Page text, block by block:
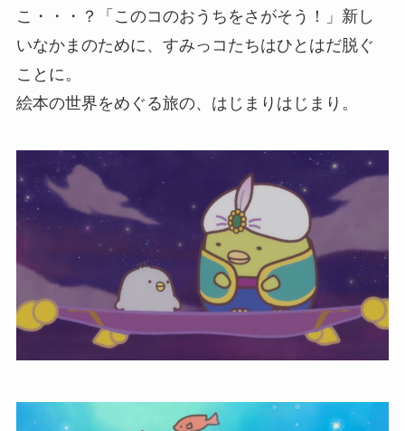
こ・・・？「このコのおうちをさがそう！」新し
いなかまのために、すみっコたちはひとはだ脱ぐ
ことに。
絵本の世界をめぐる旅の、はじまりはじまり。